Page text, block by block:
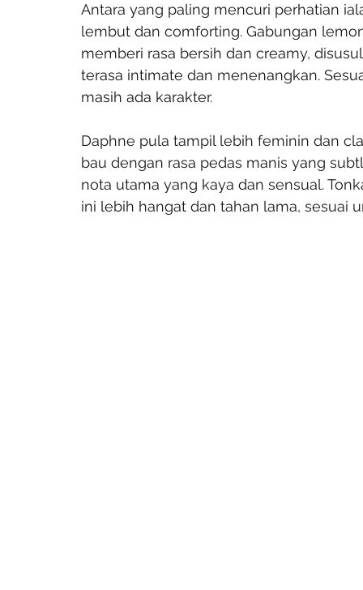
Antara yang paling mencuri perhatian
lembut dan comforting. Gabungan
memberi rasa bersih dan creamy,
terasa intimate dan menenangkan.
masih ada karakter.
Daphne pula tampil lebih feminin dan
bau dengan rasa pedas manis yang
nota utama yang kaya dan sensual.
ini lebih hangat dan tahan lama, sesuai